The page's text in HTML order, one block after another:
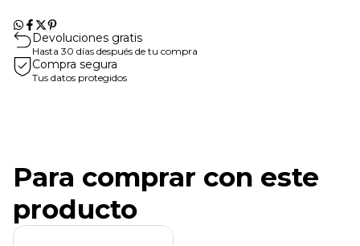
Devoluciones gratis
Hasta 30 días después de tu compra
Compra segura
Tus datos protegidos
Para comprar con este
producto